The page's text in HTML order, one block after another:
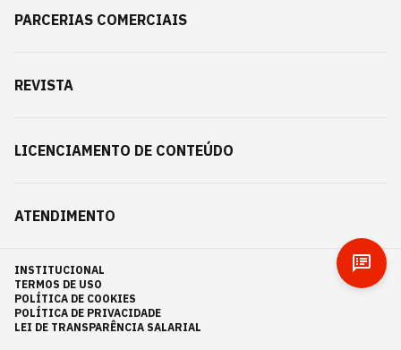
PARCERIAS COMERCIAIS
REVISTA
LICENCIAMENTO DE CONTEÚDO
ATENDIMENTO
INSTITUCIONAL
TERMOS DE USO
POLÍTICA DE COOKIES
POLÍTICA DE PRIVACIDADE
LEI DE TRANSPARÊNCIA SALARIAL